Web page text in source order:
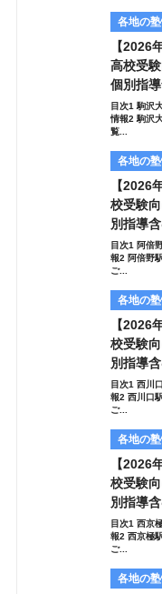
各地の
【2026
高校受
個別指
目次1 駒沢
情報2 駒沢
覧...
各地の
【2026
校受験
別指導
目次1 阿倍
報2 阿倍野
ご...
各地の
【2026
校受験
別指導
目次1 西川
報2 西川口
ご...
各地の
【2026
校受験
別指導
目次1 西京
報2 西京極
ご...
各地の